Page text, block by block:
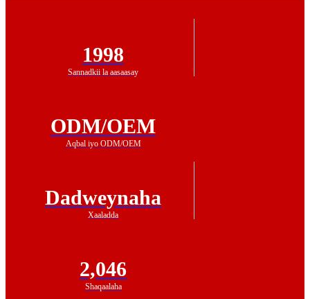
1998
Sannadkii la aasaasay
ODM/OEM
Aqbal iyo ODM/OEM
Dadweynaha
Xaaladda
2,046
Shaqaalaha